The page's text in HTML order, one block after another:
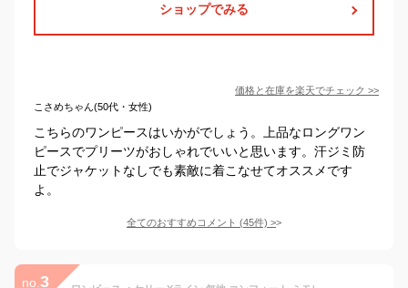
ショップでみる
価格と在庫を楽天でチェック >>
こさめちゃん(50代・女性)
こちらのワンピースはいかがでしょう。上品なロングワン
ピースでプリーツがおしゃれでいいと思います。汗ジミ防
止でジャケットなしでも素敵に着こなせてオススメです
よ。
全てのおすすめコメント (45件) >
no. 3